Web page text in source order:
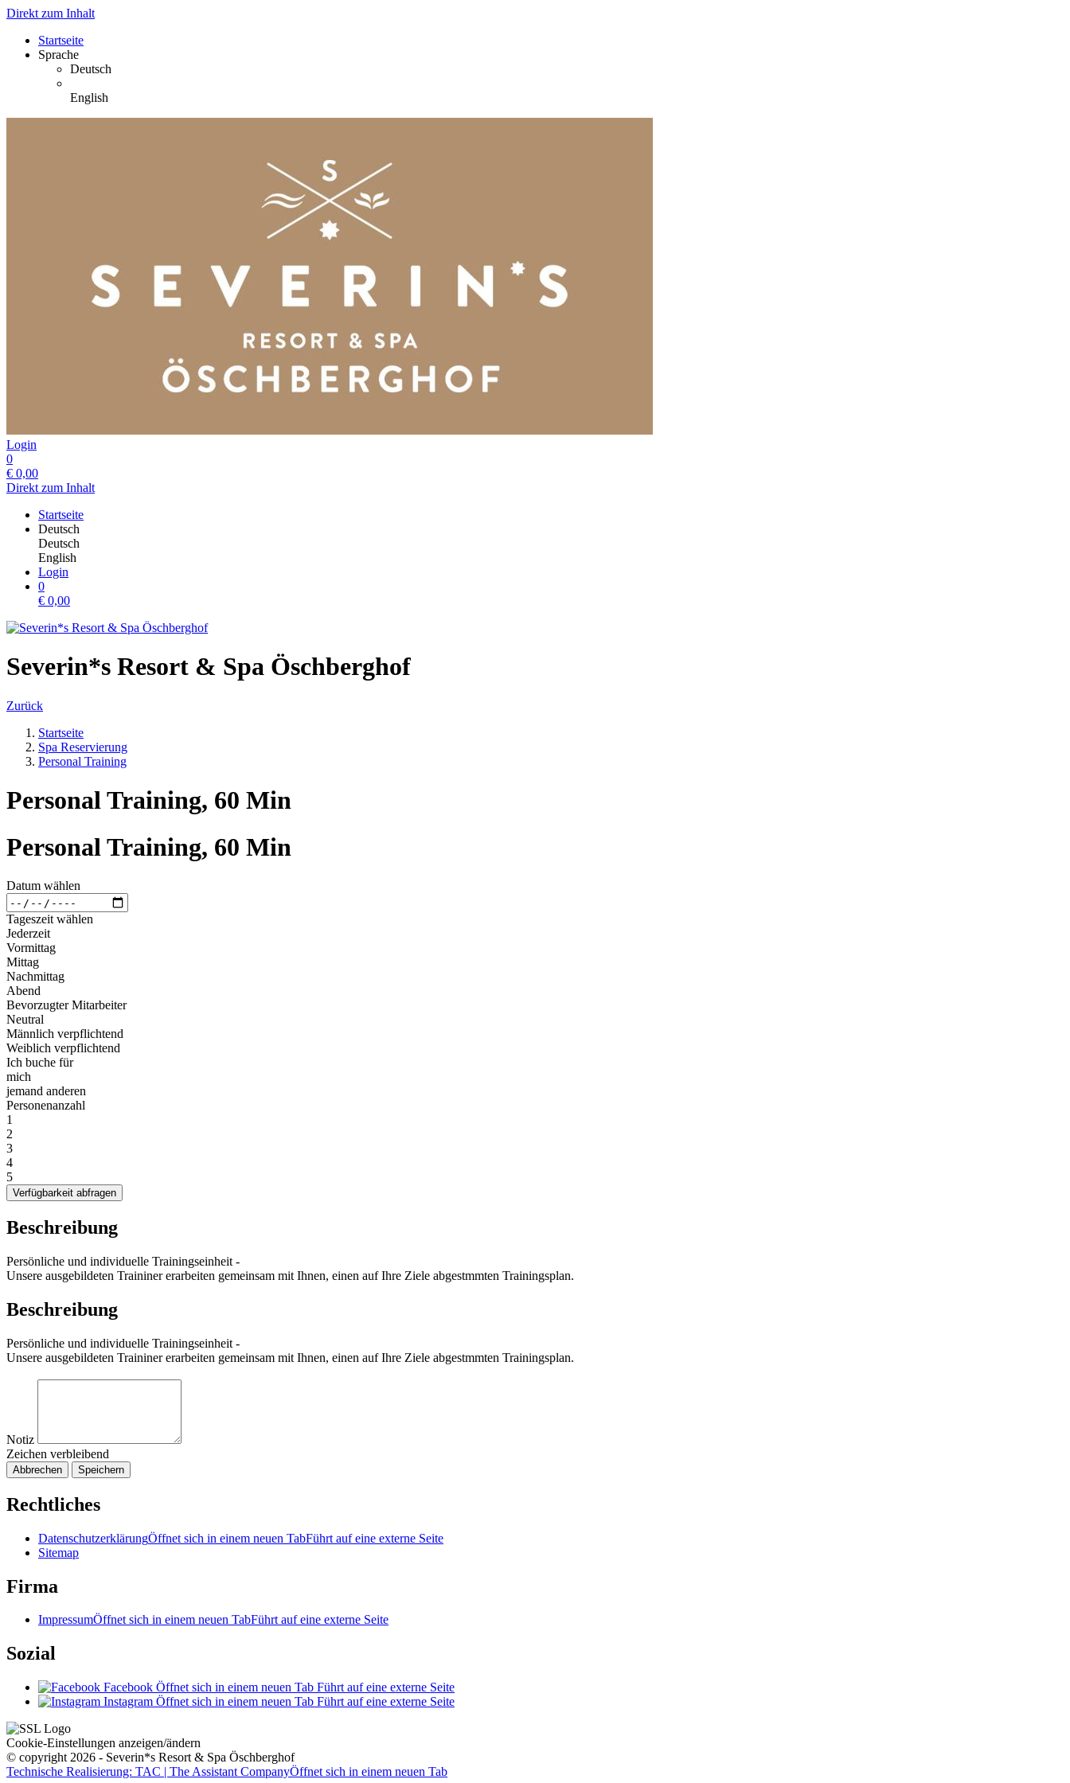
Direkt zum Inhalt
Startseite
Sprache
Deutsch
English
Login
0
€ 0,00
Direkt zum Inhalt
Startseite
Deutsch
Deutsch
English
Login
0
€ 0,00
Severin*s Resort & Spa Öschberghof
Zurück
Startseite
Spa Reservierung
Personal Training
Personal Training, 60 Min
Personal Training, 60 Min
Datum wählen
Tageszeit wählen
Jederzeit
Vormittag
Mittag
Nachmittag
Abend
Bevorzugter Mitarbeiter
Neutral
Männlich verpflichtend
Weiblich verpflichtend
Ich buche für
mich
jemand anderen
Personenanzahl
1
2
3
4
5
Verfügbarkeit abfragen
Beschreibung
Persönliche und individuelle Trainingseinheit -
Unsere ausgebildeten Traininer erarbeiten gemeinsam mit Ihnen, einen auf Ihre Ziele abgestmmten Trainingsplan.
Beschreibung
Persönliche und individuelle Trainingseinheit -
Unsere ausgebildeten Traininer erarbeiten gemeinsam mit Ihnen, einen auf Ihre Ziele abgestmmten Trainingsplan.
Notiz
Zeichen verbleibend
Abbrechen Speichern
Rechtliches
DatenschutzerklärungÖffnet sich in einem neuen TabFührt auf eine externe Seite
Sitemap
Firma
ImpressumÖffnet sich in einem neuen TabFührt auf eine externe Seite
Sozial
Facebook Öffnet sich in einem neuen Tab Führt auf eine externe Seite
Instagram Öffnet sich in einem neuen Tab Führt auf eine externe Seite
Cookie-Einstellungen anzeigen/ändern
© copyright 2026 - Severin*s Resort & Spa Öschberghof
Technische Realisierung: TAC | The Assistant CompanyÖffnet sich in einem neuen Tab